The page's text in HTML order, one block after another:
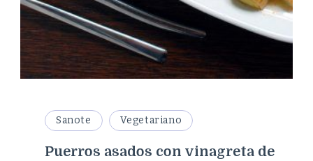
Sanote Vegetariano
Puerros asados con vinagreta de